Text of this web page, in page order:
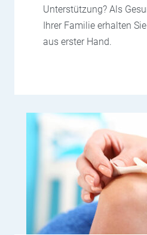
Unterstützung? Als
Ihrer Familie erhalten
aus erster Hand.